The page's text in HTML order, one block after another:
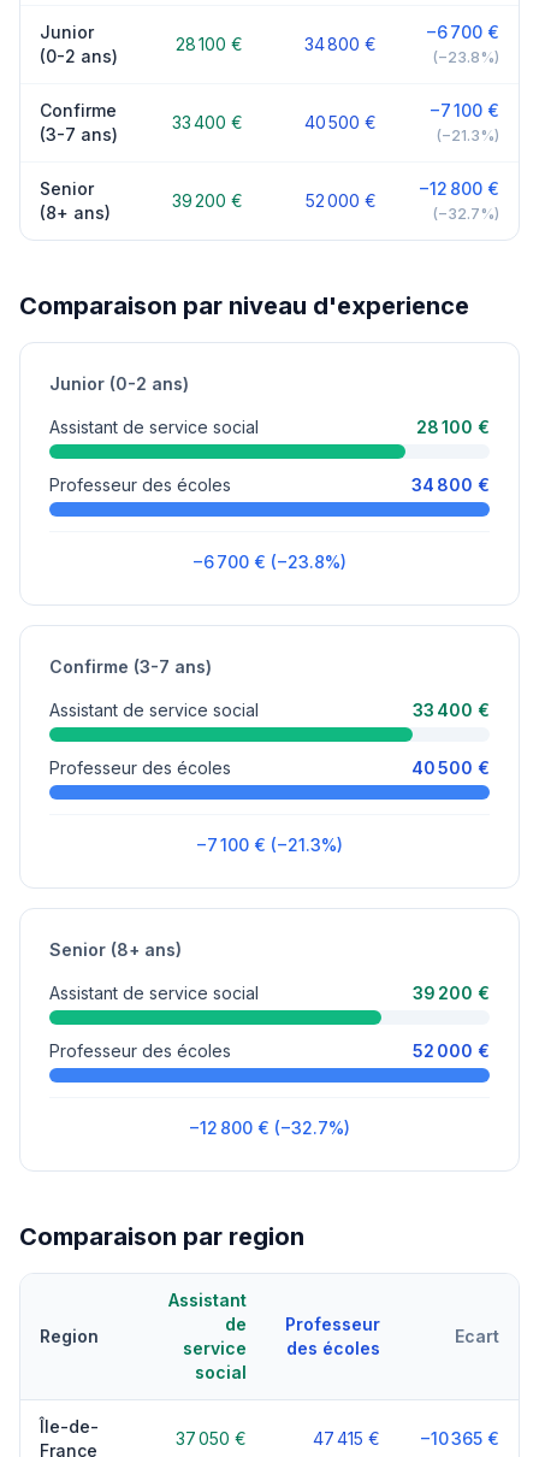
Junior
(0-2 ans)
28 100 € 34 800 €
−6 700 €
(−23.8%)
Confirme
(3-7 ans)
33 400 € 40 500 €
−7 100 €
(−21.3%)
Senior
(8+ ans)
39 200 € 52 000 €
−12 800 €
(−32.7%)
Comparaison par niveau d'experience
Junior (0-2 ans)
Assistant de service social 28 100 €
Professeur des écoles 34 800 €
−6 700 € (−23.8%)
Confirme (3-7 ans)
Assistant de service social 33 400 €
Professeur des écoles 40 500 €
−7 100 € (−21.3%)
Senior (8+ ans)
Assistant de service social 39 200 €
Professeur des écoles 52 000 €
−12 800 € (−32.7%)
Comparaison par region
Region
Assistant
de
service
social
Professeur
des écoles
Ecart
Île-de-
France
37 050 € 47 415 € −10 365 €